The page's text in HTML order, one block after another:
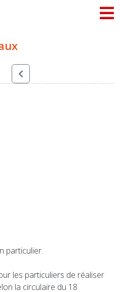
particulier.
les particuliers de réaliser
la circulaire du 18